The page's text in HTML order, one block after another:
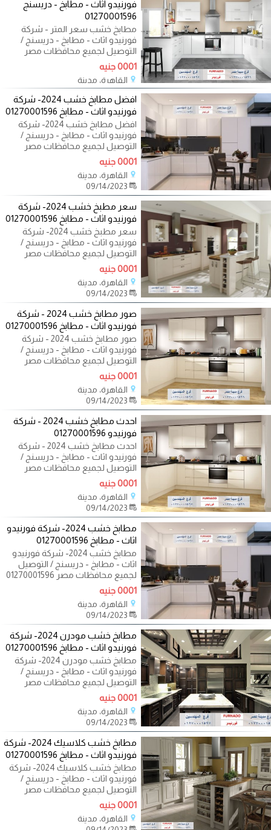
فورنيدو اثاث - مطابخ - دريسنج
01270001596
مطابخ خشب سعر المتر - شركة
فورنيدو اثاث - مطابخ - دريسنج /
التوصيل لجميع محافظات مصر
01270001596 اكيد
0001 جنيه
القاهرة، مدينة
09/14/2023
افضل مطابخ خشب 2024- شركة
فورنيدو اثاث - مطابخ 01270001596
افضل مطابخ خشب 2024- شركة
فورنيدو اثاث - مطابخ - دريسنج /
التوصيل لجميع محافظات مصر
01270001596 اكيد نفسك
0001 جنيه
القاهرة، مدينة
سعر مطبخ خشب 2024- شركة
فورنيدو اثاث - مطابخ 01270001596
سعر مطبخ خشب 2024- شركة
فورنيدو اثاث - مطابخ - دريسنج /
التوصيل لجميع محافظات مصر
01270001596 اكيد نفسك
0001 جنيه
القاهرة، مدينة
صور مطابخ خشب 2024 - شركة
فورنيدو اثاث - مطابخ 01270001596
صور مطابخ خشب 2024 - شركة
فورنيدو اثاث - مطابخ - دريسنج /
التوصيل لجميع محافظات مصر
01270001596 اكيد نفسك
0001 جنيه
القاهرة، مدينة
احدث مطابخ خشب 2024 - شركة
فورنيدو 01270001596
احدث مطابخ خشب 2024 - شركة
فورنيدو اثاث - مطابخ - دريسنج /
التوصيل لجميع محافظات مصر
01270001596 اكيد
0001 جنيه
القاهرة، مدينة
مطابخ خشب 2024- شركة فورنيدو
اثاث - مطابخ 01270001596
مطابخ خشب 2024- شركة فورنيدو
اثاث - مطابخ - دريسنج / التوصيل
لجميع محافظات مصر 01270001596
اكيد نفسك تعمل
0001 جنيه
القاهرة، مدينة
مطابخ خشب مودرن 2024- شركة
فورنيدو اثاث - مطابخ 01270001596
مطابخ خشب مودرن 2024- شركة
فورنيدو اثاث - مطابخ - دريسنج /
التوصيل لجميع محافظات مصر
01270001596 اكيد
0001 جنيه
القاهرة، مدينة
مطابخ خشب كلاسيك 2024- شركة
فورنيدو اثاث - مطابخ 01270001596
مطابخ خشب كلاسيك 2024- شركة
فورنيدو اثاث - مطابخ - دريسنج /
التوصيل لجميع محافظات مصر
01270001596 اكيد
0001 جنيه
القاهرة، مدينة